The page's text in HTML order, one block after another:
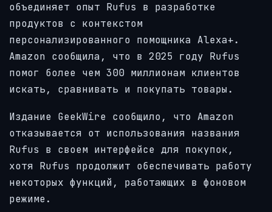
объединяет опыт Rufus в разработке
продуктов с контекстом
персонализированного помощника Alexa+.
Amazon сообщила, что в 2025 году Rufus
помог более чем 300 миллионам клиентов
искать, сравнивать и покупать товары.
Издание GeekWire сообщило, что Amazon
отказывается от использования названия
Rufus в своем интерфейсе для покупок,
хотя Rufus продолжит обеспечивать работу
некоторых функций, работающих в фоновом
режиме.